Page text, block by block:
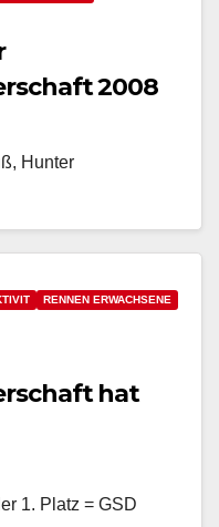
2008
Hunter
RENNEN ERWACHSENE
hat
1. Platz = GSD